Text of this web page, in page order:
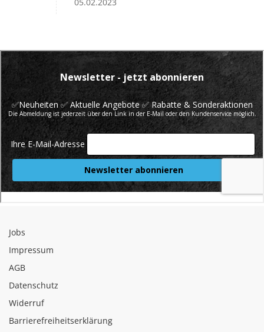
Jobs
Impressum
AGB
Datenschutz
Widerruf
Barrierefreiheitserklärung